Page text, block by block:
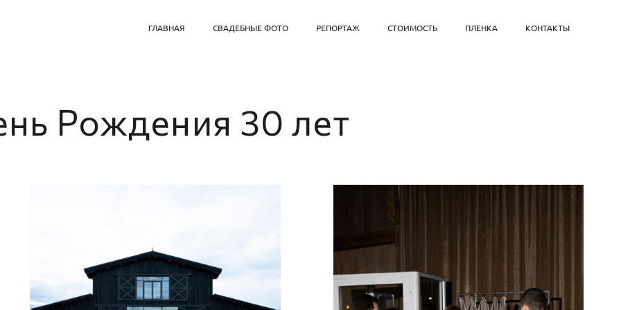
ГЛАВНАЯ СВАДЕБНЫЕ ФОТО РЕПОРТАЖ СТОИМОСТЬ ПЛЕНКА КОНТАКТЫ
Рождения 30 лет